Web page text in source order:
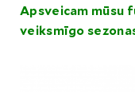
Apsveicam mūsu
veiksmīgo